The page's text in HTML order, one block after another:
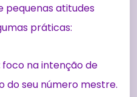
pequenas atitudes
práticas:
foco na intenção de
do seu número mestre.